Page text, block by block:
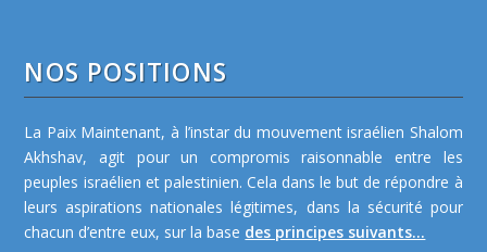
NOS POSITIONS
La Paix Maintenant, à l’instar du mouvement israélien Shalom
Akhshav, agit pour un compromis raisonnable entre les
peuples israélien et palestinien. Cela dans le but de répondre à
leurs aspirations nationales légitimes, dans la sécurité pour
chacun d’entre eux, sur la base des principes suivants...